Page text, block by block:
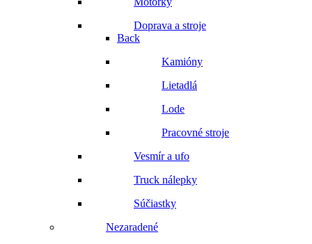
Doprava a stroje
Back
Kamióny
Lietadlá
Lode
Pracovné stroje
Vesmír a ufo
Truck nálepky
Súčiastky
Nezaradené